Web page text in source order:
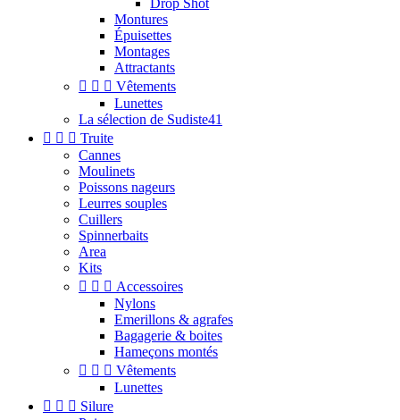
Drop Shot
Montures
Épuisettes
Montages
Attractants
   Vêtements
Lunettes
La sélection de Sudiste41
   Truite
Cannes
Moulinets
Poissons nageurs
Leurres souples
Cuillers
Spinnerbaits
Area
Kits
   Accessoires
Nylons
Emerillons & agrafes
Bagagerie & boites
Hameçons montés
   Vêtements
Lunettes
   Silure